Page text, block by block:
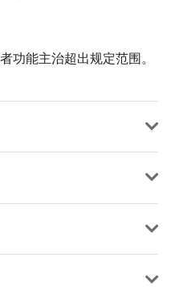
功能主治超出规定范围。